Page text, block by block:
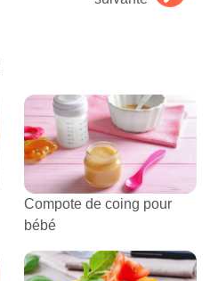
Compote de coing pour
bébé